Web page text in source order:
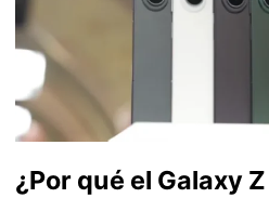
¿Por qué el Galaxy